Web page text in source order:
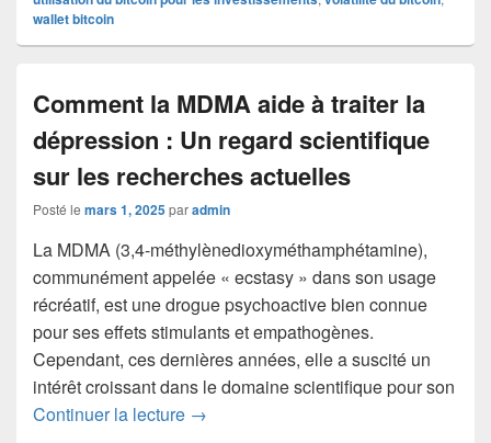
wallet bitcoin
Comment la MDMA aide à traiter la
dépression : Un regard scientifique
sur les recherches actuelles
Posté le mars 1, 2025paradmin
La MDMA (3,4-méthylènedioxyméthamphétamine),
communément appelée « ecstasy » dans son usage
récréatif, est une drogue psychoactive bien connue
pour ses effets stimulants et empathogènes.
Cependant, ces dernières années, elle a suscité un
intérêt croissant dans le domaine scientifique pour son
Continuer la lecture Comment la MDMA aide à traiter la
→